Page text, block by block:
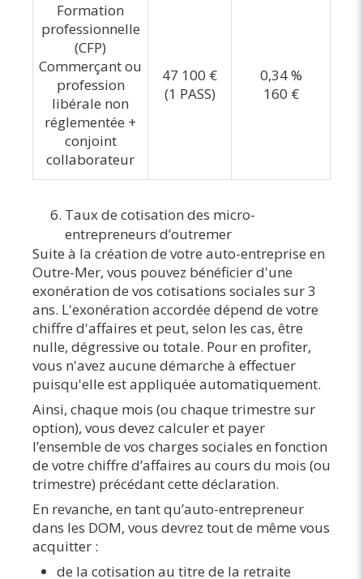
Formation
professionnelle
(CFP)
Commerçant ou
profession
libérale non
réglementée +
conjoint
collaborateur
47 100 €
(1 PASS)
0,34 %
160 €
Taux de cotisation des micro-
entrepreneurs d’outremer
Suite à la création de votre auto-entreprise en
Outre-Mer, vous pouvez bénéficier d'une
exonération de vos cotisations sociales sur 3
ans. L'exonération accordée dépend de votre
chiffre d'affaires et peut, selon les cas, être
nulle, dégressive ou totale. Pour en profiter,
vous n'avez aucune démarche à effectuer
puisqu'elle est appliquée automatiquement.
Ainsi, chaque mois (ou chaque trimestre sur
option), vous devez calculer et payer
l’ensemble de vos charges sociales en fonction
de votre chiffre d’affaires au cours du mois (ou
trimestre) précédant cette déclaration.
En revanche, en tant qu’auto-entrepreneur
dans les DOM, vous devrez tout de même vous
acquitter :
de la cotisation au titre de la retraite